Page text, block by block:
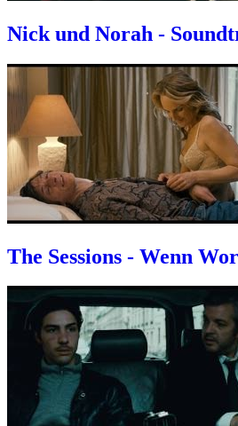
Nick und Norah -
The Sessions - Wenn